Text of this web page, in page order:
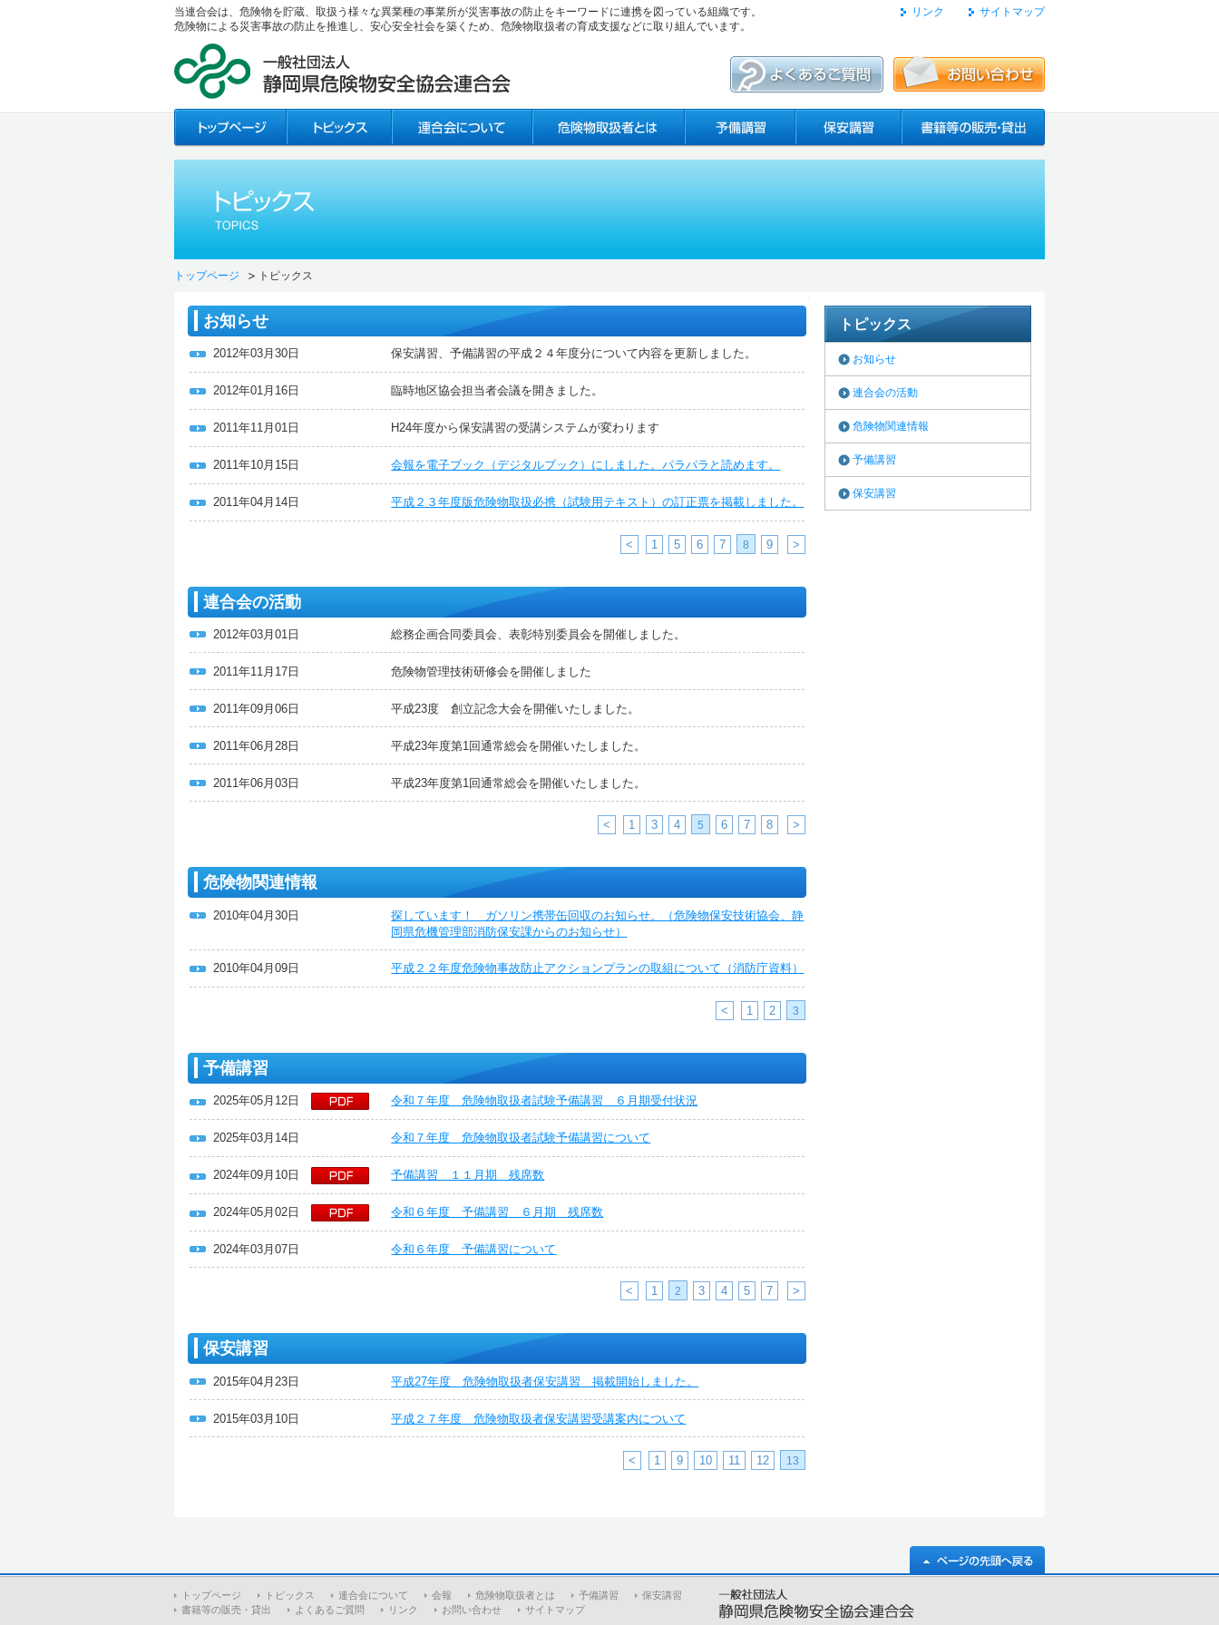
当連合会は、危険物を貯蔵、取扱う様々な異業種の事業所が災害事故の防止をキーワードに連携を図っている組織です。
危険物による災害事故の防止を推進し、安心安全社会を築くため、危険物取扱者の育成支援などに取り組んでいます。
リンク サイトマップ
トップページ トピックス
お知らせ
2012年03月30日 保安講習、予備講習の平成２４年度分について内容を更新しました。
2012年01月16日 臨時地区協会担当者会議を開きました。
2011年11月01日 H24年度から保安講習の受講システムが変わります
2011年10月15日 会報を電子ブック（デジタルブック）にしました。パラパラと読めます。
2011年04月14日 平成２３年度版危険物取扱必携（試験用テキスト）の訂正票を掲載しました。
< 1 5 6 7 8 9 >
連合会の活動
2012年03月01日 総務企画合同委員会、表彰特別委員会を開催しました。
2011年11月17日 危険物管理技術研修会を開催しました
2011年09月06日 平成23度 創立記念大会を開催いたしました。
2011年06月28日 平成23年度第1回通常総会を開催いたしました。
2011年06月03日 平成23年度第1回通常総会を開催いたしました。
< 1 3 4 5 6 7 8 >
危険物関連情報
2010年04月30日
探しています！ ガソリン携帯缶回収のお知らせ。（危険物保安技術協会、静
岡県危機管理部消防保安課からのお知らせ）
2010年04月09日 平成２２年度危険物事故防止アクションプランの取組について（消防庁資料）
< 1 2 3
予備講習
2025年05月12日 令和７年度 危険物取扱者試験予備講習 ６月期受付状況
2025年03月14日 令和７年度 危険物取扱者試験予備講習について
2024年09月10日 予備講習 １１月期 残席数
2024年05月02日 令和６年度 予備講習 ６月期 残席数
2024年03月07日 令和６年度 予備講習について
< 1 2 3 4 5 7 >
保安講習
2015年04月23日 平成27年度 危険物取扱者保安講習 掲載開始しました。
2015年03月10日 平成２７年度 危険物取扱者保安講習受講案内について
< 1 9 10 11 12 13
トピックス
お知らせ
連合会の活動
危険物関連情報
予備講習
保安講習
トップページ トピックス 連合会について 会報 危険物取扱者とは 予備講習
保安講習
書籍等の販売・貸出
よくあるご質問 リンク お問い合わせ サイトマップ